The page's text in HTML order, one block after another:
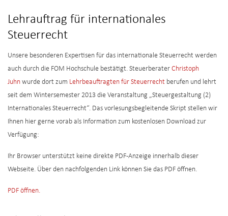
Lehrauftrag für internationales
Steuerrecht
Unsere besonderen Expertisen für das internationale Steuerrecht werden
auch durch die FOM Hochschule bestätigt. Steuerberater Christoph
Juhn wurde dort zum Lehrbeauftragten für Steuerrecht berufen und lehrt
seit dem Wintersemester 2013 die Veranstaltung „Steuergestaltung (2)
Internationales Steuerrecht“. Das vorlesungsbegleitende Skript stellen wir
Ihnen hier gerne vorab als Information zum kostenlosen Download zur
Verfügung:
Ihr Browser unterstützt keine direkte PDF-Anzeige innerhalb dieser
Webseite. Über den nachfolgenden Link können Sie das PDF öffnen.
PDF öffnen.